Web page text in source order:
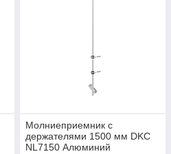
Молниеприемник с
держателями 1500 мм DKC
NL7150 Алюминий